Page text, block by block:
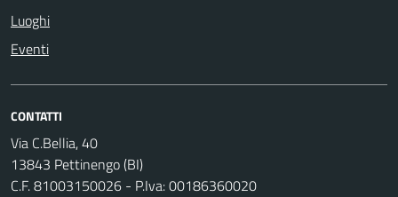
Luoghi
Eventi
CONTATTI
Via C.Bellia, 40
13843 Pettinengo (BI)
C.F. 81003150026 - P.Iva: 00186360020